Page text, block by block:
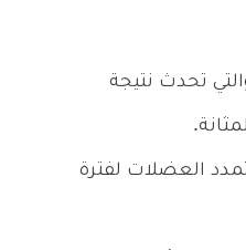
تحدث نتيجة
العضلات لفترة